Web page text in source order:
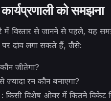
को समझना
में विस्तार से जानने से पहले,
पर दांव लगा सकते हैं, जैसे:
जीतेगा?
रन कौन बनाएगा?
किसी विशेष ओवर में कितने विकेट